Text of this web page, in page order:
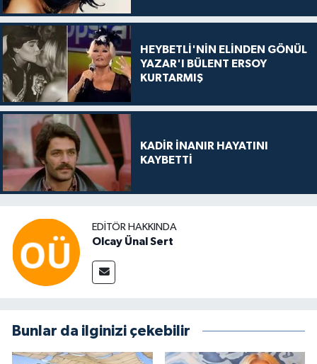
HEYBETLİ'NİN ELİNDEN GÖNÜL
YAZAR'I BÜLENT ERSOY
KURTARMIŞ
KADİR İNANIR HAYATINI
KAYBETTİ
EDITÖR HAKKINDA
Olcay Ünal Sert
Bunlar da ilginizi çekebilir